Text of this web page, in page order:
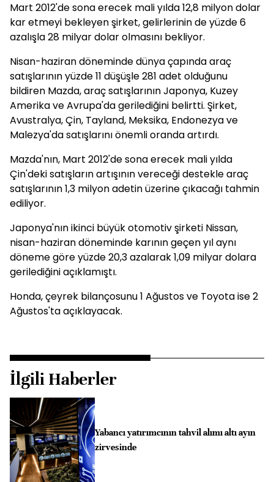
Mart 2012'de sona erecek mali yılda 12,8 milyon dolar
kar etmeyi bekleyen şirket, gelirlerinin de yüzde 6
azalışla 28 milyar dolar olmasını bekliyor.
Nisan-haziran döneminde dünya çapında araç
satışlarının yüzde 11 düşüşle 281 adet olduğunu
bildiren Mazda, araç satışlarının Japonya, Kuzey
Amerika ve Avrupa'da gerilediğini belirtti. Şirket,
Avustralya, Çin, Tayland, Meksika, Endonezya ve
Malezya'da satışlarını önemli oranda artırdı.
Mazda'nın, Mart 2012'de sona erecek mali yılda
Çin'deki satışların artışının vereceği destekle araç
satışlarının 1,3 milyon adetin üzerine çıkacağı tahmin
ediliyor.
Japonya'nın ikinci büyük otomotiv şirketi Nissan,
nisan-haziran döneminde karının geçen yıl aynı
döneme göre yüzde 20,3 azalarak 1,09 milyar dolara
gerilediğini açıklamıştı.
Honda, çeyrek bilançosunu 1 Ağustos ve Toyota ise 2
Ağustos'ta açıklayacak.
İlgili Haberler
Yabancı yatırımcının tahvil alımı altı ayın
zirvesinde